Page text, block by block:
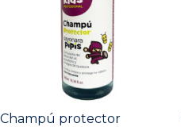
Champú protector